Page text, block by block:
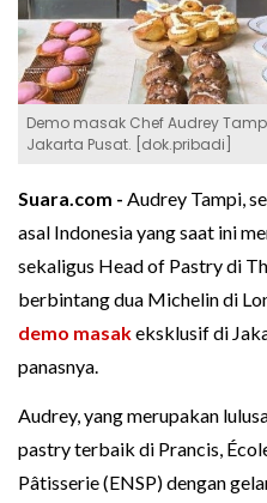
Demo masak Chef Audrey
Jakarta Pusat. [dok.pribadi]
Suara.com - Audrey Tampi,
asal Indonesia yang saat ini
sekaligus Head of Pastry di
berbintang dua Michelin di
demo masakeksklusif di
panasnya.
Audrey, yang merupakan
pastry terbaik di Prancis,
Pâtisserie (ENSP) dengan